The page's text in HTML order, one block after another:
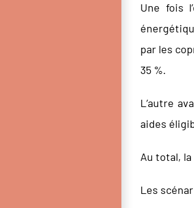
Une fois
par les
35 %.
L’autre
aides
Au total,
Les